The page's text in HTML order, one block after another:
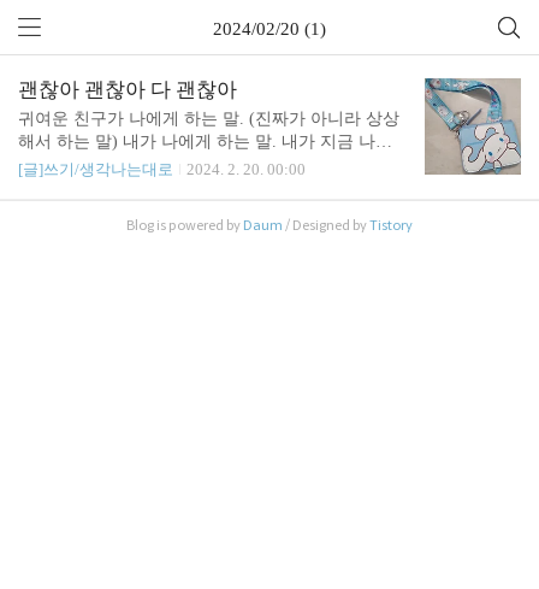
2024/02/20 (1)
괜찮아 괜찮아 다 괜찮아
귀여운 친구가 나에게 하는 말. (진짜가 아니라 상상
해서 하는 말) 내가 나에게 하는 말. 내가 지금 나에
게 해주고픈 말 괜찮아 괜찮아 다 괜찮아. 힘든 일, 속
으로 할 일을 생각해. 다른건 너무 많이 생각하지 마.
[글]쓰기/생각나는대로 2024. 2. 20. 00:00
Blog is powered by Daum / Designed byTistory